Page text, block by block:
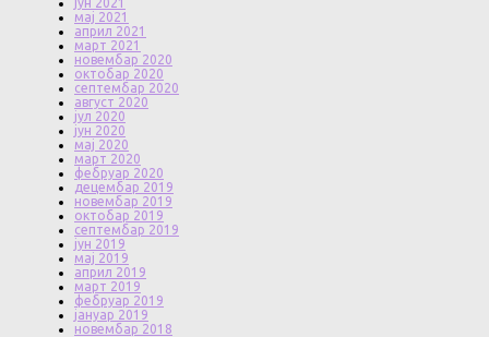
мај 2021
април 2021
март 2021
новембар 2020
октобар 2020
септембар 2020
август 2020
јул 2020
јун 2020
мај 2020
март 2020
фебруар 2020
децембар 2019
новембар 2019
октобар 2019
септембар 2019
јун 2019
мај 2019
април 2019
март 2019
фебруар 2019
јануар 2019
новембар 2018